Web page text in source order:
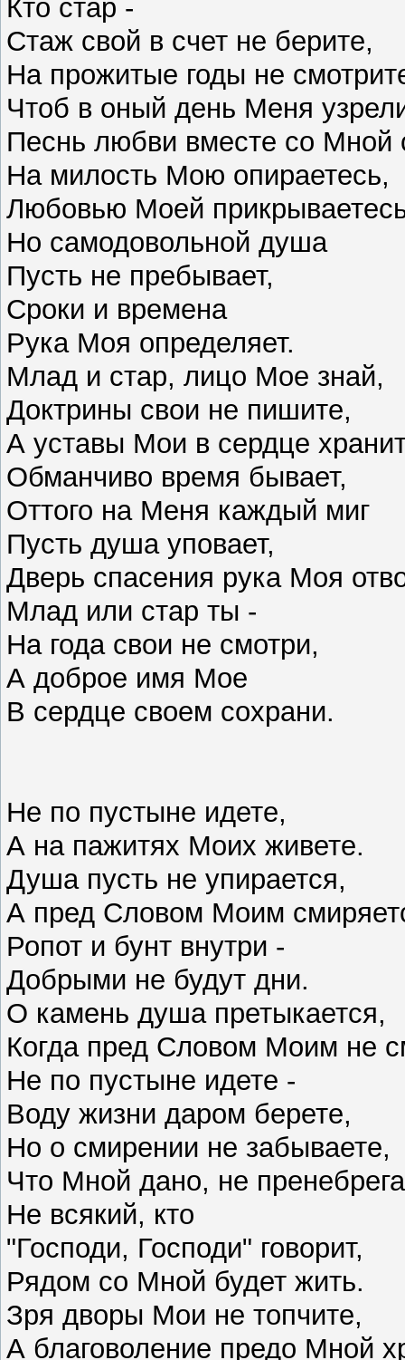
Кто стар -
Стаж свой в счет не берите,
На прожитые годы не
Чтоб в оный день Меня
Песнь любви вместе со Мной
На милость Мою опираетесь,
Любовью Моей
Но самодовольной душа
Пусть не пребывает,
Сроки и времена
Рука Моя определяет.
Млад и стар, лицо Мое знай,
Доктрины свои не пишите,
А уставы Мои в сердце
Обманчиво время бывает,
Оттого на Меня каждый миг
Пусть душа уповает,
Дверь спасения рука Моя
Млад или стар ты -
На года свои не смотри,
А доброе имя Мое
В сердце своем сохрани.
Не по пустыне идете,
А на пажитях Моих живете.
Душа пусть не упирается,
А пред Словом Моим
Ропот и бунт внутри -
Добрыми не будут дни.
О камень душа претыкается,
Когда пред Словом Моим не
Не по пустыне идете -
Воду жизни даром берете,
Но о смирении не забываете,
Что Мной дано, не
Не всякий, кто
"Господи, Господи" говорит,
Рядом со Мной будет жить.
Зря дворы Мои не топчите,
А благоволение предо Мной